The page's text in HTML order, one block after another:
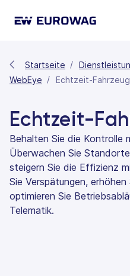
Startseite
WebEye
Echtzeit-
Echtzeit-
Behalten Sie die Kontrolle
Überwachen Sie
steigern Sie die Effizienz
Sie Verspätungen,
optimieren Sie
Telematik.